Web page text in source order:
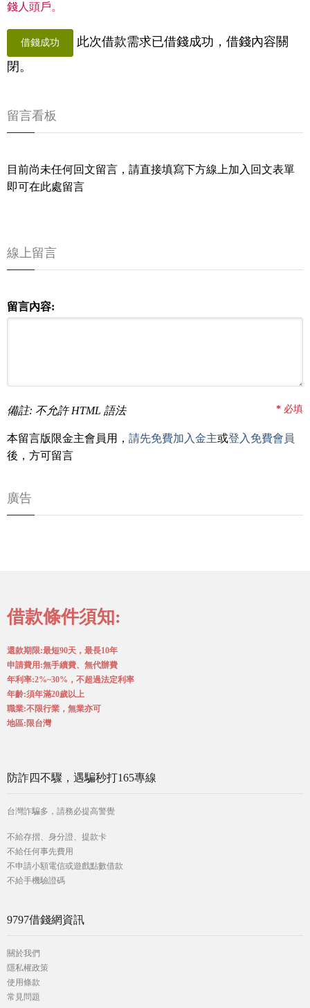
錢人頭戶。
借錢成功
此次借款需求已借錢成功，借錢內容關
閉。
留言看板
目前尚未任何回文留言，請直接填寫下方線上加入回文表單
即可在此處留言
線上留言
留言內容:
備註: 不允許 HTML 語法 * 必填
本留言版限金主會員用， 請先免費加入金主或登入免費會員
後，方可留言
廣告
借款條件須知:
還款期限:最短90天，最長10年
申請費用:無手續費、無代辦費
年利率:2%~30%，不超過法定利率
年齡:須年滿20歲以上
職業:不限行業，無業亦可
地區:限台灣
防詐四不驟，遇騙秒打165專線
台灣詐騙多，請務必提高警覺
不給存摺、身分證、提款卡
不給任何事先費用
不申請小額電信或遊戲點數借款
不給手機驗證碼
9797借錢網資訊
關於我們
隱私權政策
使用條款
常見問題